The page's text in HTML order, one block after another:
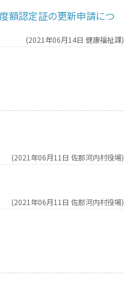
額認定証の更新申請につ
(2021年06月14日 健康福祉課)
(2021年06月11日 佐那河内村役場)
(2021年06月11日 佐那河内村役場)